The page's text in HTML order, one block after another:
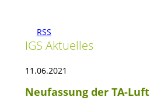
RSS
IGS Aktuelles
11.06.2021
Neufassung der TA-Luft